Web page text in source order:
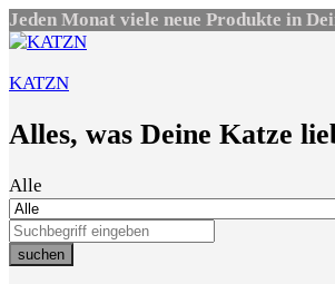
Jeden Monat viele neue Produkte in
KATZN
Alles, was Deine Katze
Alle
suchen